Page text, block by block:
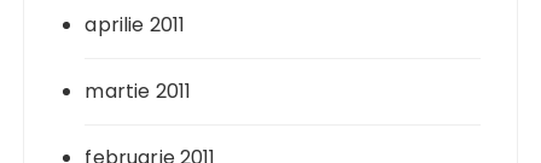
aprilie 2011
martie 2011